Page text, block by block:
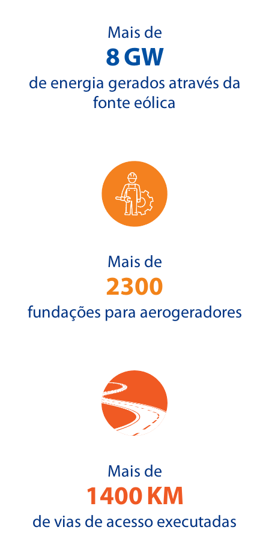
Mais de
8GW
de energia gerados através da
fonte eólica
Mais de
2300
fundações para aerogeradores
Mais de
1400 KM
de vias de acesso executadas